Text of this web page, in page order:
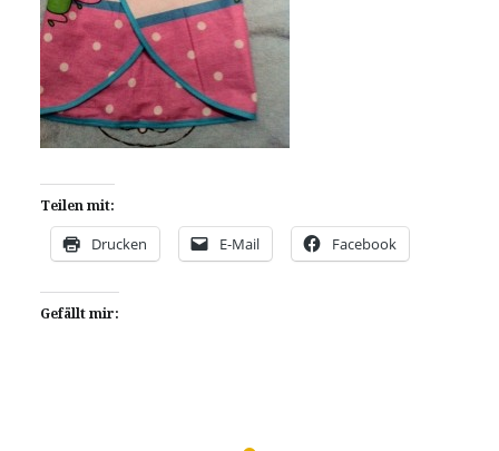
Teilen mit:
Drucken E-Mail Facebook
Gefällt mir: